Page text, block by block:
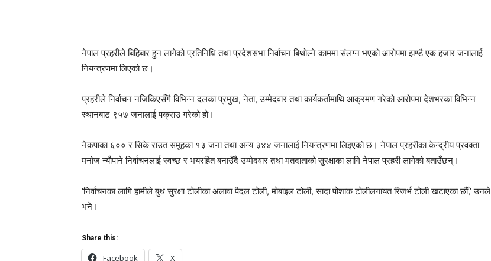
नेपाल प्रहरीले बिहिबार हुन लागेको प्रतिनिधि तथा प्रदेशसभा निर्वाचन बिथोल्ने काममा संलग्न भएको आरोपमा झण्डै एक हजार जनालाई
नियन्त्रणमा लिएको छ।
प्रहरीले निर्वाचन नजिकिएसँगै विभिन्न दलका प्रमुख, नेता, उम्मेदवार तथा कार्यकर्तामाथि आक्रमण गरेको आरोपमा देशभरका विभिन्न
स्थानबाट ९५७ जनालाई पक्राउ गरेको हो।
नेकपाका ६०० र सिके राउत समूहका १३ जना तथा अन्य ३४४ जनालाई नियन्त्रणमा लिइएको छ। नेपाल प्रहरीका केन्द्रीय प्रवक्ता
मनोज न्यौपाने निर्वाचनलाई स्वच्छ र भयरहित बनाउँदै उम्मेदवार तथा मतदाताको सुरक्षाका लागि नेपाल प्रहरी लागेको बताउँछन्।
‘निर्वाचनका लागि हामीले बुथ सुरक्षा टोलीका अलावा पैदल टोली, मोबाइल टोली, सादा पोशाक टोलीलगायत रिजर्भ टोली खटाएका छौँ,’ उनले
भने।
Share this:
Facebook X